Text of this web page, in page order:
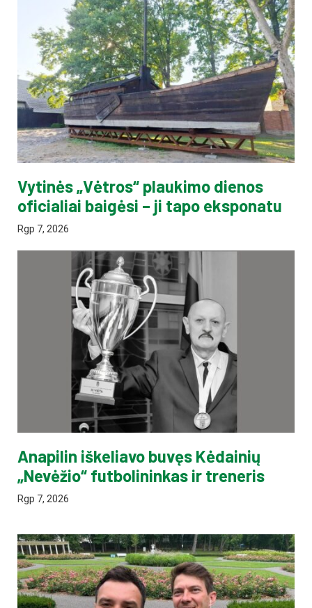
Vytinės „Vėtros“ plaukimo dienos
oficialiai baigėsi – ji tapo eksponatu
Rgp 7, 2026
Anapilin iškeliavo buvęs Kėdainių
„Nevėžio“ futbolininkas ir treneris
Rgp 7, 2026